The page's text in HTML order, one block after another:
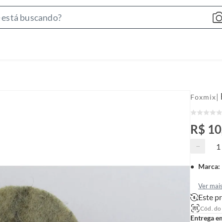
Foxmix|
R$
−
Marca:
Ver mais
Este
Cód.
Entrega